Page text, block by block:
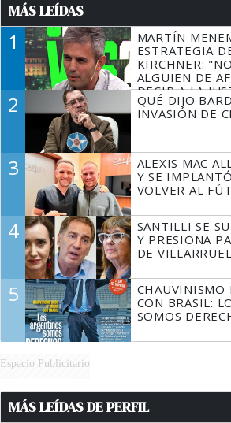
MÁS LEÍDAS
1
MARTÍN
ESTRATEGIA
KIRCHNER:
ALGUIEN DE
DECIR A LA
TIENE QUE
2
QUÉ DIJO
INVASIÓN DE
3
ALEXIS MAC
Y SE
VOLVER AL
4
SANTILLI SE
Y PRESIONA
DE VILLARRUEL
5
CHAUVINISMO
CON BRASIL:
SOMOS
Espacio Publicitario
MÁS LEÍDAS DE PERFIL